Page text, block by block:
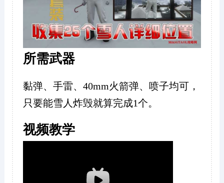
所需武器
黏弹、手雷、40mm火箭弹、喷子均可，
只要能雪人炸毁就算完成1个。
视频教学